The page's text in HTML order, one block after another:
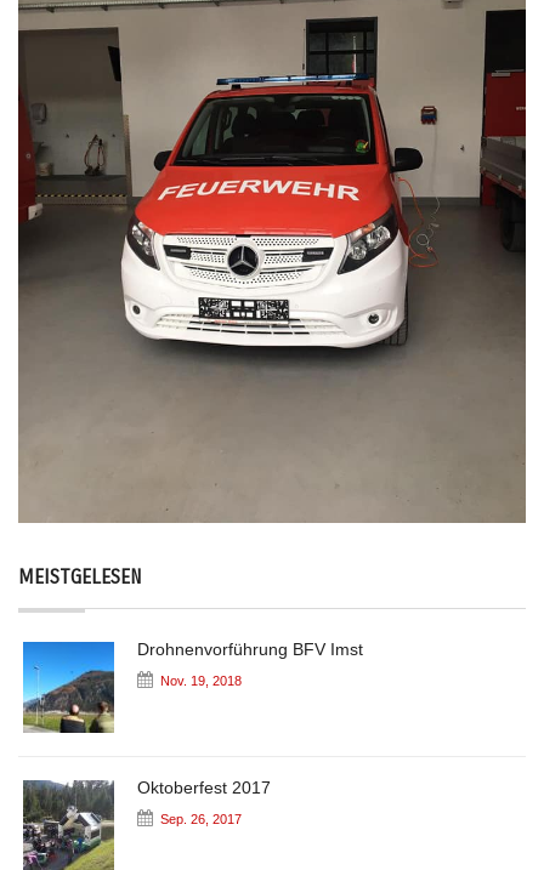
MEISTGELESEN
Drohnenvorführung BFV Imst
Nov. 19, 2018
Oktoberfest 2017
Sep. 26, 2017